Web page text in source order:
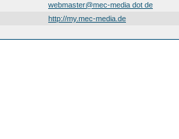
webmaster@mec-media dot de
http://my.mec-media.de